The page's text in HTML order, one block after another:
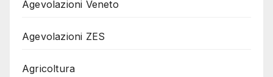
Agevolazioni Veneto
Agevolazioni ZES
Agricoltura